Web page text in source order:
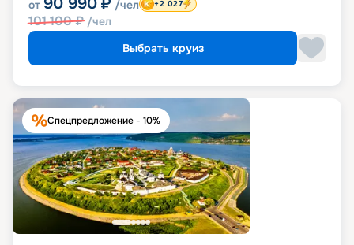
от /чел
101 100₽ /чел
+2 027
Выбрать круиз
Спецпредложение - 10%